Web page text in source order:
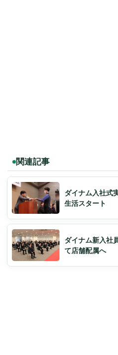
関連記事
ダイナム入社式
生活スタート
ダイナム新入社
て店舗配属へ